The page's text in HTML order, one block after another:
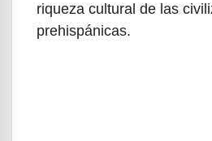
riqueza cultural de las
prehispánicas.